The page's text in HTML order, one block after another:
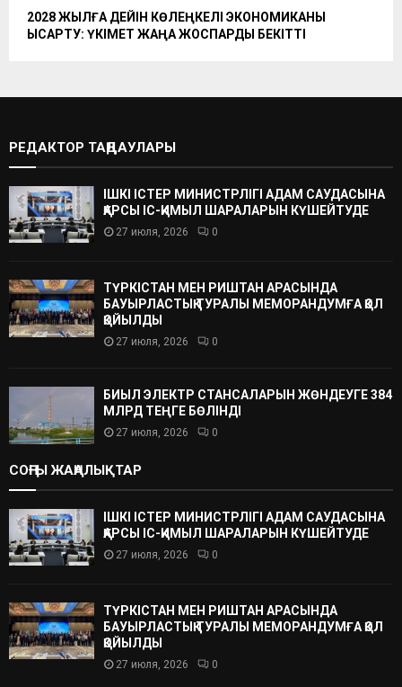
2028 ЖЫЛҒА ДЕЙІН КӨЛЕҢКЕЛІ ЭКОНОМИКАНЫ
ҚЫСҚАРТУ: ҮКІМЕТ ЖАҢА ЖОСПАРДЫ БЕКІТТІ
РЕДАКТОР ТАҢДАУЛАРЫ
ІШКІ ІСТЕР МИНИСТРЛІГІ АДАМ САУДАСЫНА
ҚАРСЫ ІС-ҚИМЫЛ ШАРАЛАРЫН КҮШЕЙТУДЕ
27 июля, 2026 0
ТҮРКІСТАН МЕН РИШТАН АРАСЫНДА
БАУЫРЛАСТЫҚ ТУРАЛЫ МЕМОРАНДУМҒА ҚОЛ
ҚОЙЫЛДЫ
27 июля, 2026 0
БИЫЛ ЭЛЕКТР СТАНСАЛАРЫН ЖӨНДЕУГЕ 384
МЛРД ТЕҢГЕ БӨЛІНДІ
27 июля, 2026 0
СОҢҒЫ ЖАҢАЛЫҚТАР
ІШКІ ІСТЕР МИНИСТРЛІГІ АДАМ САУДАСЫНА
ҚАРСЫ ІС-ҚИМЫЛ ШАРАЛАРЫН КҮШЕЙТУДЕ
27 июля, 2026 0
ТҮРКІСТАН МЕН РИШТАН АРАСЫНДА
БАУЫРЛАСТЫҚ ТУРАЛЫ МЕМОРАНДУМҒА ҚОЛ
ҚОЙЫЛДЫ
27 июля, 2026 0